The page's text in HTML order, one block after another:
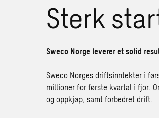
Sterk
Sweco Norge leverer et solid
Sweco Norges driftsinntekter i
millioner for første kvartal i fjor.
og oppkjøp, samt forbedret drift.